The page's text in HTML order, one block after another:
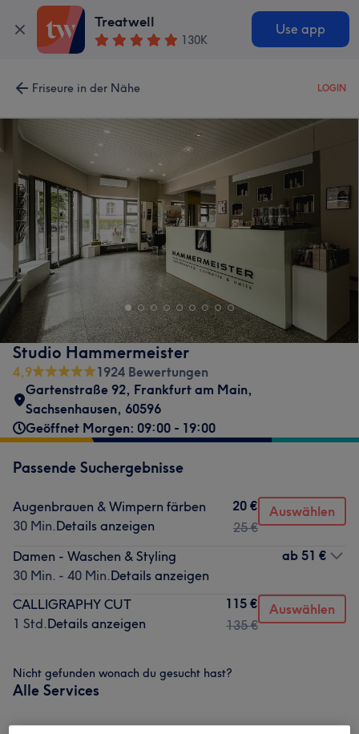
Treatwell
130K
Use app
Friseure in der Nähe LOGIN
Studio Hammermeister
4,9
1924 Bewertungen
Gartenstraße 92, Frankfurt am Main,
Sachsenhausen, 60596
Geöffnet Morgen: 09:00 - 19:00
Passende Suchergebnisse
Augenbrauen & Wimpern färben
30 Min.Details anzeigen
20 €
25 €
Auswählen
Damen - Waschen & Styling
30 Min. - 40 Min.Details anzeigen
ab 51 €
CALLIGRAPHY CUT
1 Std.Details anzeigen
115 €
135 €
Auswählen
Nicht gefunden wonach du gesucht hast?
Alle Services